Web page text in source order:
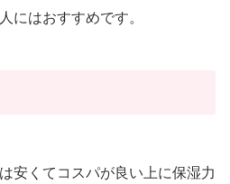
にはおすすめです。
安くてコスパが良い上に保湿力